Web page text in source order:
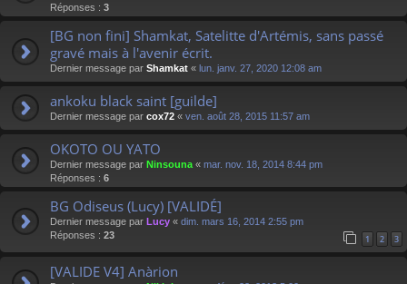
Réponses : 3
[BG non fini] Shamkat, Satelitte d'Artémis, sans passé
gravé mais à l'avenir écrit.
Dernier message par Shamkat « lun. janv. 27, 2020 12:08 am
ankoku black saint [guilde]
Dernier message par cox72 « ven. août 28, 2015 11:57 am
OKOTO OU YATO
Dernier message par Ninsouna « mar. nov. 18, 2014 8:44 pm
Réponses : 6
BG Odiseus (Lucy) [VALIDÉ]
Dernier message par Lucy « dim. mars 16, 2014 2:55 pm
Réponses : 23 1 2 3
[VALIDE V4] Anàrion